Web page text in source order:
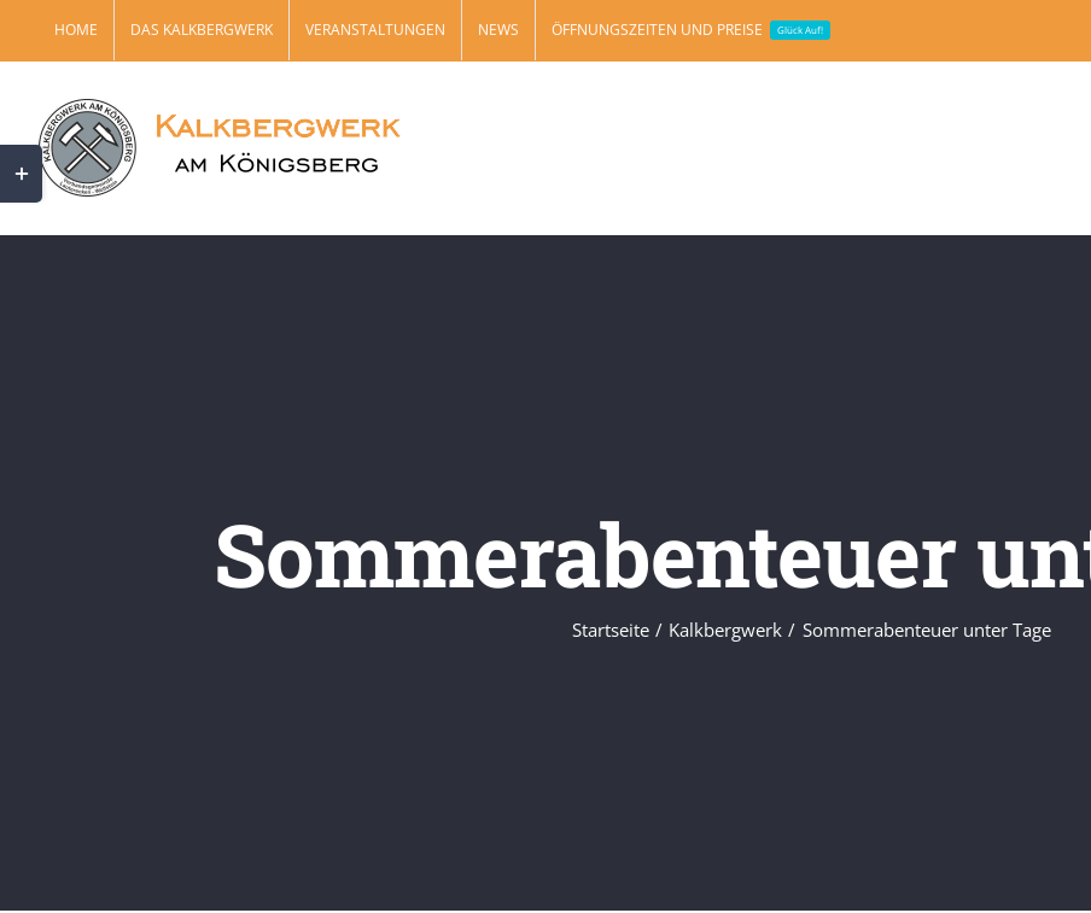
Inhalt
springen
HOME DAS KALKBERGWERK VERANSTALTUNGEN NEWS ÖFFNUNGSZEITEN UND PREISE Glück Auf!
Sommerabenteuer
Startseite Kalkbergwerk Sommerabenteuer unter Tage
Toggle
Sliding
Bar